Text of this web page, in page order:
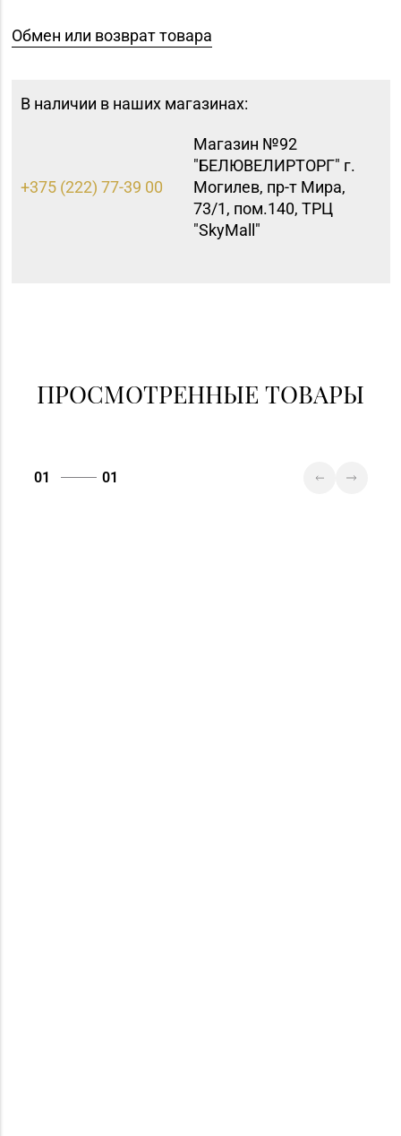
Обмен или возврат товара
В наличии в наших магазинах:
+375 (222) 77-39 00
Магазин №92
"БЕЛЮВЕЛИРТОРГ" г.
Могилев, пр-т Мира,
73/1, пом.140, ТРЦ
"SkyMall"
ПРОСМОТРЕННЫЕ ТОВАРЫ
01 01